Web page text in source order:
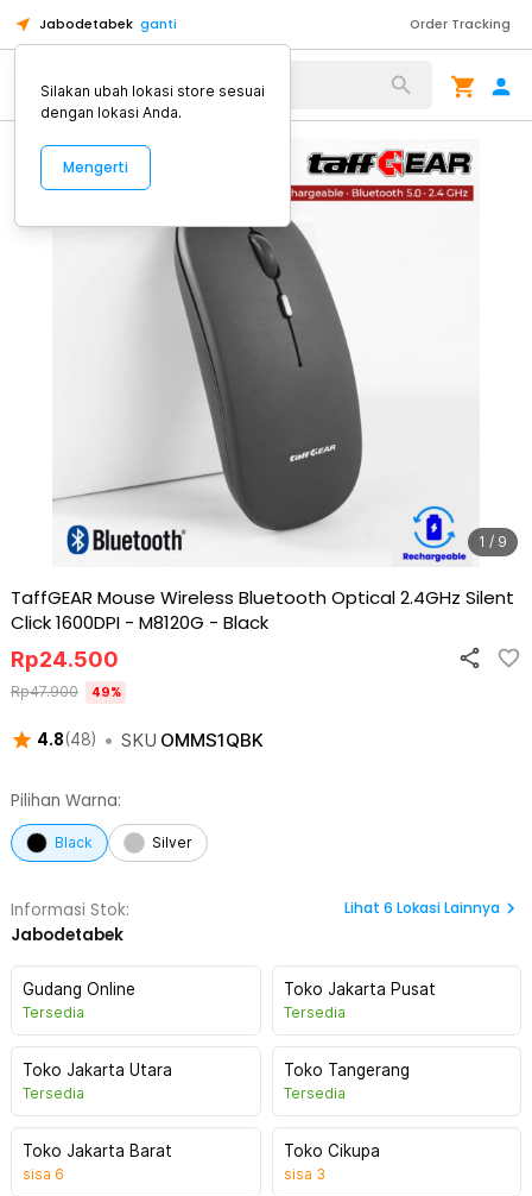
Jabodetabek ganti Order Tracking
Alat Kopi
1 / 9
TaffGEAR Mouse Wireless Bluetooth Optical 2.4GHz Silent
Click 1600DPI - M8120G - Black
4.8(48) • SKU OMMS1QBK
Rp24.500
Rp47.900 49%
Pilihan Warna:
Black Silver
Informasi Stok:
Jabodetabek
Lihat 6 Lokasi Lainnya
Gudang Online
Tersedia
Toko Jakarta Pusat
Tersedia
Toko Jakarta Utara
Tersedia
Toko Tangerang
Tersedia
Toko Jakarta Barat
sisa 6
Toko Cikupa
sisa 3
Silakan ubah lokasi store sesuai
dengan lokasi Anda.
Mengerti